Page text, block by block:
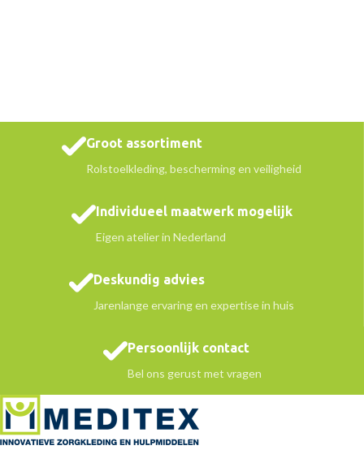
Groot assortiment
Rolstoelkleding, bescherming en veiligheid
Individueel maatwerk mogelijk
Eigen atelier in Nederland
Deskundig advies
Jarenlange ervaring en expertise in huis
Persoonlijk contact
Bel ons gerust met vragen